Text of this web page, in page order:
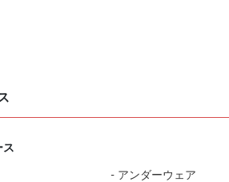
ス
- アンダーウェア